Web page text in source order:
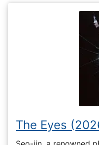
The Eyes